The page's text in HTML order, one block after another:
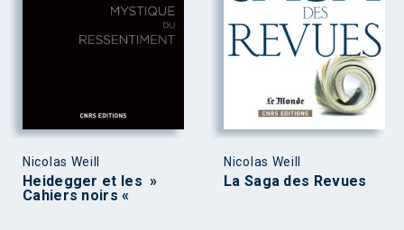
Nicolas Weill
Heidegger et les »
Cahiers noirs «
Nicolas Weill
La Saga des Revues